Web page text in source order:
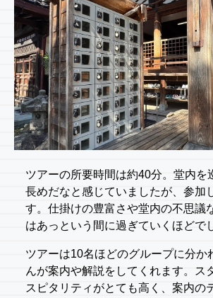
ツアーの所要時間は約40分。堂内を
長めだなと感じていましたが、参加
す。仕掛けの豊富さや堂内の不思議
はあっという間に過ぎていくほどで
ツアーは10名ほどのグループに分か
んが案内や解説をしてくれます。ス
スピタリティがとても高く、案内の